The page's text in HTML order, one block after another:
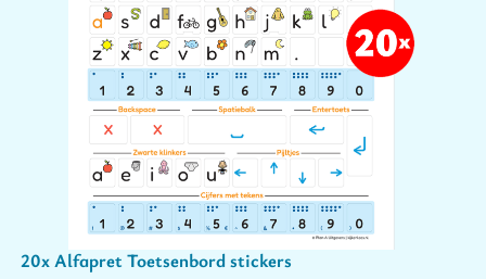
20x Alfapret Toetsenbord stickers